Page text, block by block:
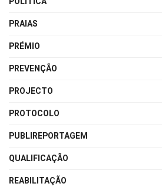
PRAIAS
PRÉMIO
PREVENÇÃO
PROJECTO
PROTOCOLO
PUBLIREPORTAGEM
QUALIFICAÇÃO
REABILITAÇÃO